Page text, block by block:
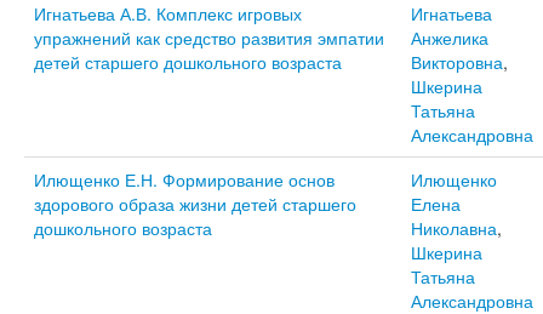
Игнатьева А.В. Комплекс игровых
упражнений как средство развития эмпатии
детей старшего дошкольного возраста
Игнатьева
Анжелика
Викторовна,
Шкерина
Татьяна
Александровна
Илющенко Е.Н. Формирование основ
здорового образа жизни детей старшего
дошкольного возраста
Илющенко
Елена
Николавна,
Шкерина
Татьяна
Александровна